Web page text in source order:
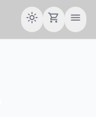
light_mode shopping_cart menu